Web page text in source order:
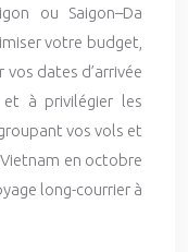
ou Saigon–Da
votre budget,
vos dates d’arrivée
à privilégier les
vos vols et
en octobre
long-courrier à